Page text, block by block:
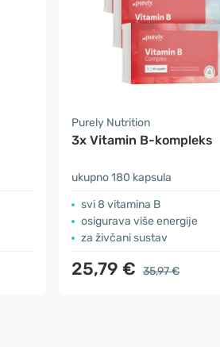
Purely Nutrition
3x Vitamin B-kompleks
ukupno 180 kapsula
svi 8 vitamina B
osigurava više energije
za živčani sustav
25,79 € 35,97 €